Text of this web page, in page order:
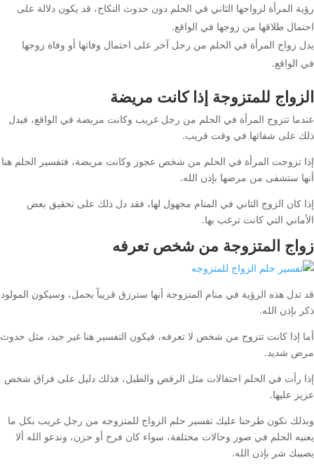
رؤية المرأة لزواجها الثاني في الحلم دون حدوث النكاح، قد يكون دلالة على
احتمال طلاقها من زوجها في الواقع.
يدل زواج المرأة في الحلم من رجل آخر على احتمال وفاتها أو وفاة زوجها
في الواقع.
الزواج للمتزوجة إذا كانت مريضة
عندما تتزوج المرأة في الحلم من رجل غريب وكانت مريضة في الواقع، فيدل
ذلك على شفائها في وقت قريب.
إذا تزوجت المرأة في الحلم من شخص عجوز وكانت مريضة، فتفسير الحلم هنا
أنها ستشفى من مرضها بإذن الله.
إذا كان الزوج الثاني في المنام مجهول لها، فقد دل ذلك على تحقيق بعض
الأماني التي كانت ترغب بها.
زواج المتزوجة من شخص تعرفه
قد تدل هذه الرؤية في منام المتزوجة أنها سترزق قريباً بحمل، وسيكون المولود
ذكر بإذن الله.
أما إذا كانت تتزوج من شخص لا تعرفه، فيكون التفسير هنا غير جيد، مثل حدوث
مرض شديد.
إذا رأت في الحلم احتفالات مثل الرقص والطبل، فذلك دليل على فراق شخص
عزيز عليها.
وبذلك نكون طرحنا عليك تفسير حلم الزواج للمتزوجه من رجل غريب بكل ما
يعنيه الحلم في صور وحالات مختلفة، سواء كان فرح أو حزن، وندعو الله ألا
يصيبك شر بإذن الله.